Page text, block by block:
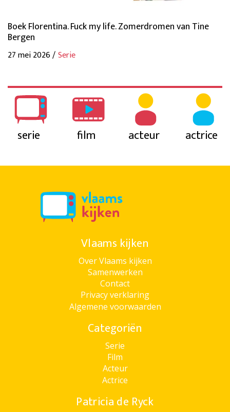
Boek Florentina. Fuck my life. Zomerdromen van Tine
Bergen
27 mei 2026 /Serie
serie film acteur actrice
Vlaams kijken
Over Vlaams kijken
Samenwerken
Contact
Privacy verklaring
Algemene voorwaarden
Categoriën
Serie
Film
Acteur
Actrice
Patricia de Ryck